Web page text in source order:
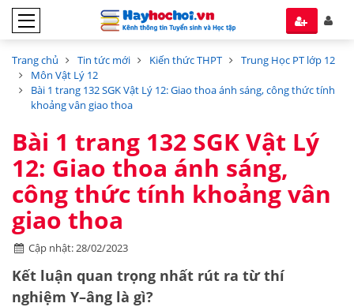
Trang chủ Tin tức mới Kiến thức THPT
Trung Học PT lớp 12
Môn Vật Lý 12
Bài 1 trang 132 SGK Vật Lý 12: Giao thoa ánh sáng, công thức tính
khoảng vân giao thoa
Bài 1 trang 132 SGK Vật Lý
12: Giao thoa ánh sáng,
công thức tính khoảng vân
giao thoa
Cập nhật: 28/02/2023
Kết luận quan trọng nhất rút ra từ thí
nghiệm Y–âng là gì?